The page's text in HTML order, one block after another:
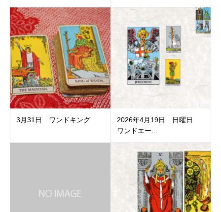
3月31日 ワンドキング
2026年4月19日 日曜日
ワンドエー...